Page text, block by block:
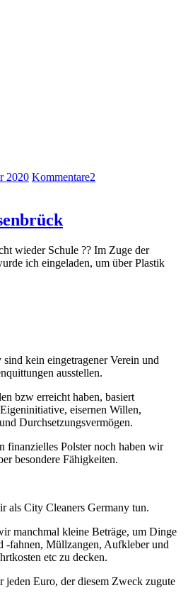
2020 Kommentare2
wieder Schule ?‍? Im Zuge der
ich eingeladen, um über Plastik
kein eingetragener Verein und
ausstellen.
bzw erreicht haben, basiert
eisernen Willen,
Durchsetzungsvermögen.
finanzielles Polster noch haben wir
besondere Fähigkeiten.
als City Cleaners Germany tun.
manchmal kleine Beträge, um Dinge
-fahnen, Müllzangen, Aufkleber und
etc zu decken.
jeden Euro, der diesem Zweck zugute